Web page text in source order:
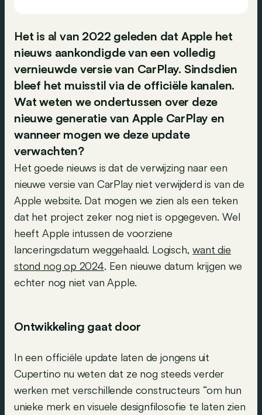
Het is al van 2022 geleden dat Apple het
nieuws aankondigde van een volledig
vernieuwde versie van CarPlay. Sindsdien
bleef het muisstil via de officiële kanalen.
Wat weten we ondertussen over deze
nieuwe generatie van Apple CarPlay en
wanneer mogen we deze update
verwachten?
Het goede nieuws is dat de verwijzing naar een
nieuwe versie van CarPlay niet verwijderd is van de
Apple website. Dat mogen we zien als een teken
dat het project zeker nog niet is opgegeven. Wel
heeft Apple intussen de voorziene
lanceringsdatum weggehaald. Logisch,want die
stond nog op 2024. Een nieuwe datum krijgen we
echter nog niet van Apple.
Ontwikkeling gaat door
In een officiële update laten de jongens uit
Cupertino nu weten dat ze nog steeds verder
werken met verschillende constructeurs “om hun
unieke merk en visuele designfilosofie te laten zien